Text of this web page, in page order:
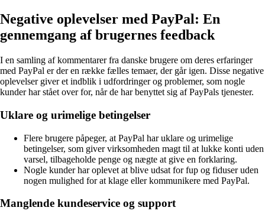
Negative oplevelser med PayPal: En
gennemgang af brugernes feedback
I en samling af kommentarer fra danske brugere om deres erfaringer
med PayPal er der en række fælles temaer, der går igen. Disse negative
oplevelser giver et indblik i udfordringer og problemer, som nogle
kunder har stået over for, når de har benyttet sig af PayPals tjenester.
Uklare og urimelige betingelser
Flere brugere påpeger, at PayPal har uklare og urimelige
betingelser, som giver virksomheden magt til at lukke konti uden
varsel, tilbageholde penge og nægte at give en forklaring.
Nogle kunder har oplevet at blive udsat for fup og fiduser uden
nogen mulighed for at klage eller kommunikere med PayPal.
Manglende kundeservice og support